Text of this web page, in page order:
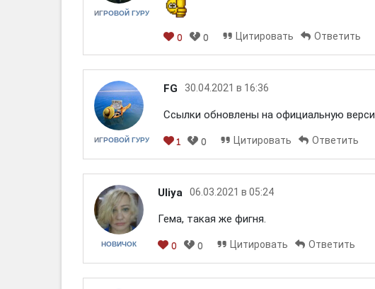
ИГРОВОЙ ГУРУ
0 0 Цитировать Ответить
ИГРОВОЙ ГУРУ
FG 30.04.2021 в 16:36
Ссылки обновлены на официальную
1 0 Цитировать Ответить
НОВИЧОК
Uliya 06.03.2021 в 05:24
Гема, такая же фигня.
0 0 Цитировать Ответить